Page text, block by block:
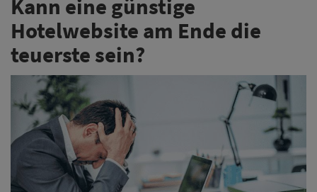
Kann eine günstige
Hotelwebsite am Ende die
teuerste sein?